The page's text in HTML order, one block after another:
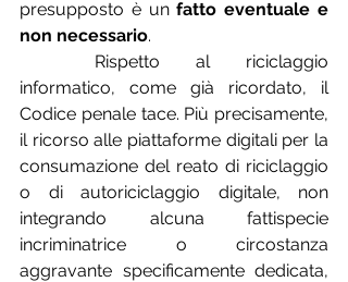
presupposto è un fatto eventuale e
non necessario.
informatico, come già ricordato, il
Codice penale tace. Più precisamente,
il ricorso alle piattaforme digitali per la
consumazione del reato di riciclaggio
o di autoriciclaggio digitale, non
integrando alcuna fattispecie
incriminatrice o circostanza
aggravante specificamente dedicata,